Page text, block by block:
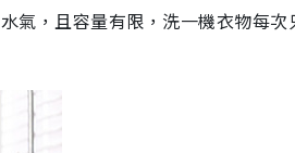
氣，且容量有限，洗一機衣物每次